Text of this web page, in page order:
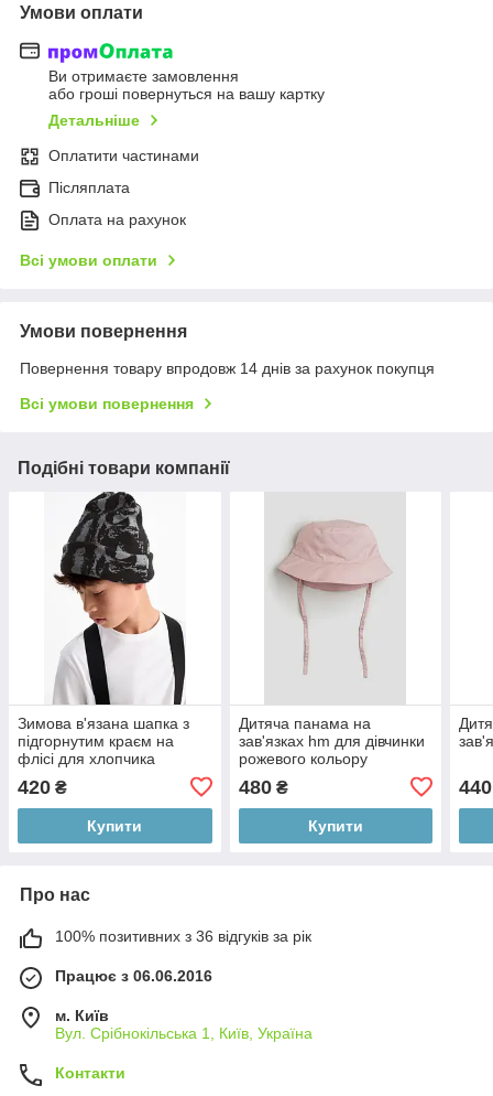
Умови оплати
Ви отримаєте замовлення
або гроші повернуться на вашу картку
Детальніше
Оплатити частинами
Післяплата
Оплата на рахунок
Всі умови оплати
Умови повернення
Повернення товару впродовж 14 днів за рахунок покупця
Всі умови повернення
Подібні товари компанії
Зимова в'язана шапка з
підгорнутим краєм на
флісі для хлопчика
420 ₴
Купити
Дитяча панама на
зав'язках hm для дівчинки
рожевого кольору
480₴
Купити
440
Про нас
100% позитивних з 36 відгуків за рік
Працює з 06.06.2016
м. Київ
Вул. Срібнокільська 1, Київ, Україна
Контакти